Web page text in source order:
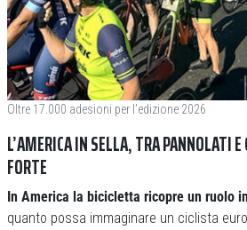
Oltre 17.000 adesioni per l’edizione 2026
L’AMERICA IN SELLA, TRA PANNOLATI E
FORTE
In America la bicicletta ricopre un ruolo
quanto possa immaginare un ciclista